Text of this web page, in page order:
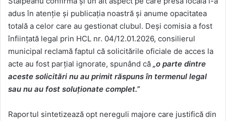
adus în atenție și publicația noastră și anume opacitatea
totală a celor care au gestionat clubul. Deși comisia a fost
înființată legal prin HCL nr. 04/12.01.2026, consilierul
municipal reclamă faptul că solicitările oficiale de acces la
acte au fost parțial ignorate, spunând că „o parte dintre
aceste solicitări nu au primit răspuns în termenul legal
sau nu au fost soluționate complet.”
Raportul sintetizează opt nereguli majore care justifică din